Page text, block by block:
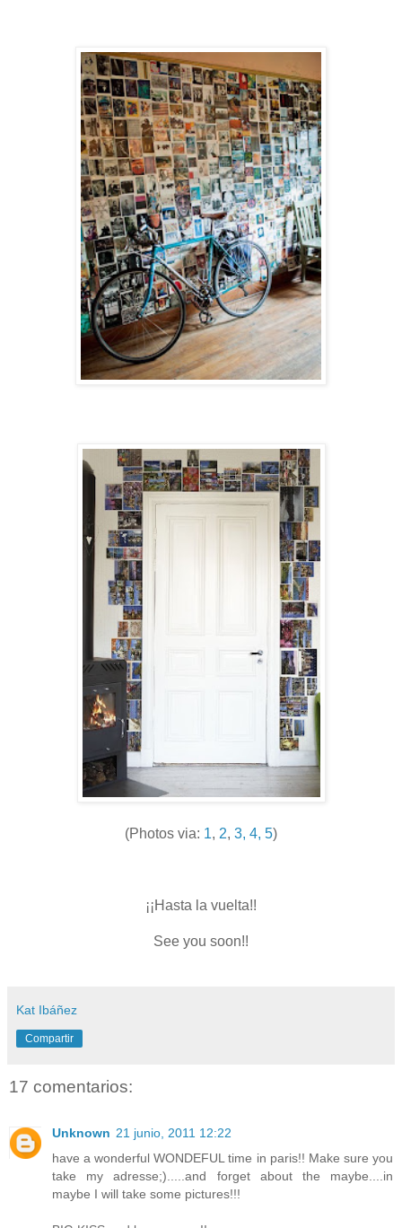
(Photos via: 1, 2, 3, 4, 5)
¡¡Hasta la vuelta!!
See you soon!!
Kat Ibáñez
Compartir
17 comentarios:
Unknown 21 junio, 2011 12:22
have a wonderful WONDEFUL time in paris!! Make sure you
take my adresse;).....and forget about the maybe....in
maybe I will take some pictures!!!